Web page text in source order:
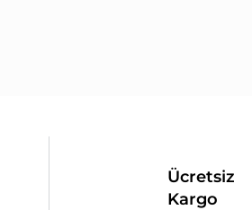
Ücretsiz
Kargo